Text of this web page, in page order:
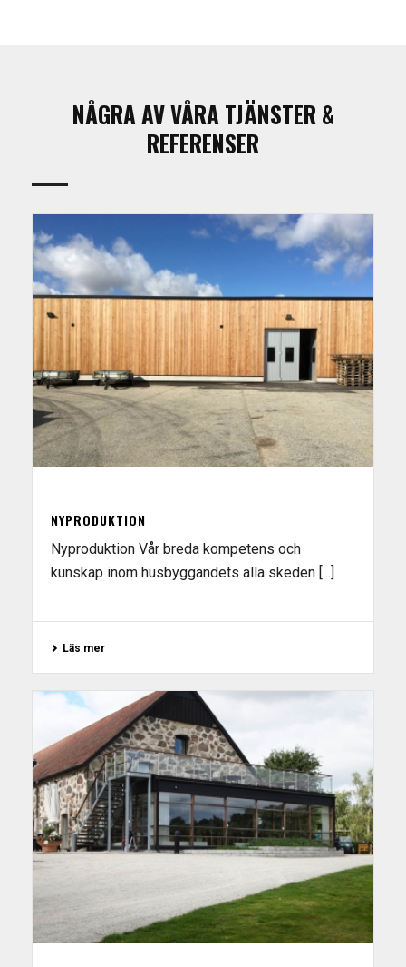
NÅGRA AV VÅRA TJÄNSTER &
REFERENSER
NYPRODUKTION
Nyproduktion Vår breda kompetens och
kunskap inom husbyggandets alla skeden [...]
Läs mer